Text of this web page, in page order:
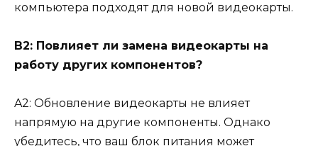
компьютера подходят для новой видеокарты.
В2: Повлияет ли замена видеокарты на
работу других компонентов?
A2: Обновление видеокарты не влияет
напрямую на другие компоненты. Однако
убедитесь, что ваш блок питания может